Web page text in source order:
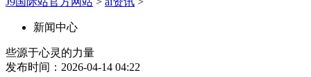
新闻中心
些源于心灵的力量
发布时间：2026-04-14 04:22